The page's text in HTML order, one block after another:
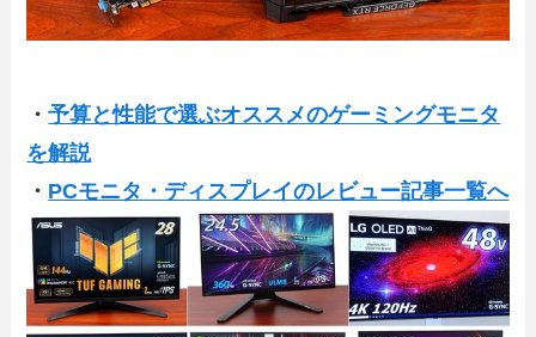
・予算と性能で選ぶオススメのゲーミングモニタ
を解説
・ PCモニタ・ディスプレイのレビュー記事一覧へ